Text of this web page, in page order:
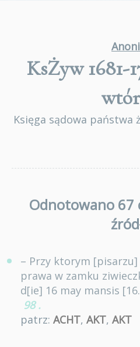
KsŻyw 1681-
Księga sądowa państwa
Odnotowano 67
– Przy ktorym [pisarzu]
prawa w zamku
d[ie] 16 may mansis
98 .
patrz: ACHT, AKT, AKT